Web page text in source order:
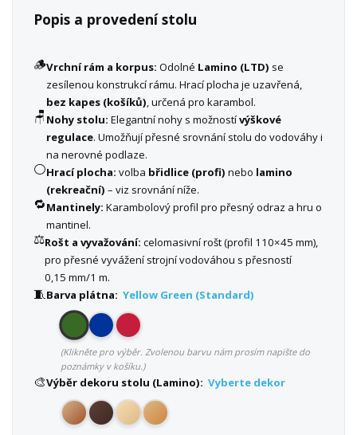
Popis a provedení stolu
🪵Vrchní rám a korpus: Odolné Lamino (LTD) se
zesílenou konstrukcí rámu. Hrací plocha je uzavřená,
bez kapes (košíků), určená pro karambol.
🪑 Nohy stolu: Elegantní nohy s možnostívýškové
regulace. Umožňují přesné srovnání stolu do vodováhy i
na nerovné podlaze.
⚪Hrací plocha: volba břidlice (profi) nebo lamino
(rekreační) – viz srovnání níže.
🔁Mantinely: Karambolový profil pro přesný odraz a hru o
mantinel.
⚖️Rošt a vyvažování: celomasivní rošt (profil 110×45 mm),
pro přesné vyvážení strojní vodováhou s přesností
0,15 mm/1 m.
🧵Barva plátna: Yellow Green (Standard)
(Klikněte pro výběr. Zvolenou barvu nám prosím napište do
poznámky v košíku.)
🎨Výběr dekoru stolu (Lamino): Vyberte dekor